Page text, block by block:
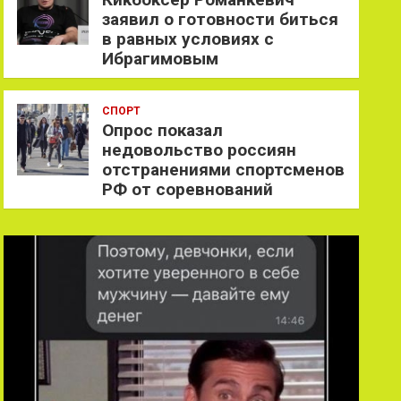
заявил о готовности биться
в равных условиях с
Ибрагимовым
СПОРТ
Опрос показал
недовольство россиян
отстранениями спортсменов
РФ от соревнований